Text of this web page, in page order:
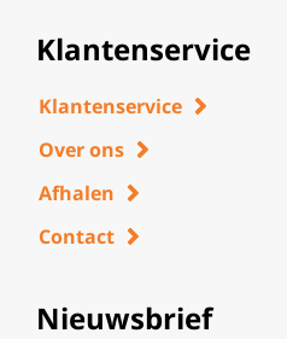
Klantenservice
Klantenservice
Over ons
Afhalen
Contact
Nieuwsbrief